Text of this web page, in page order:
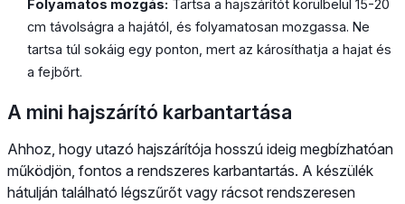
Folyamatos mozgás: Tartsa a hajszárítót körülbelül 15-20
cm távolságra a hajától, és folyamatosan mozgassa. Ne
tartsa túl sokáig egy ponton, mert az károsíthatja a hajat és
a fejbőrt.
A mini hajszárító karbantartása
Ahhoz, hogy utazó hajszárítója hosszú ideig megbízhatóan
működjön, fontos a rendszeres karbantartás. A készülék
hátulján található légszűrőt vagy rácsot rendszeresen